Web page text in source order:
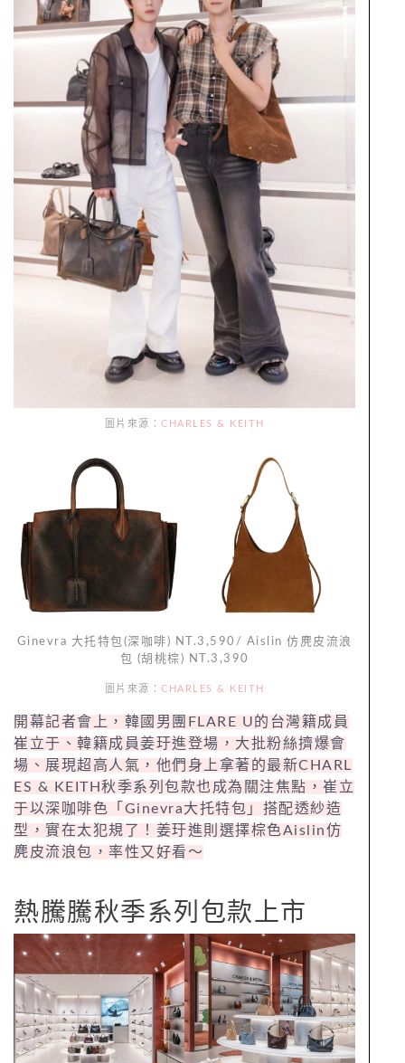
圖片來源： CHARLES & KEITH
Ginevra 大托特包(深咖啡) NT.3,590/ Aislin 仿麂皮流浪
包 (胡桃棕) NT.3,390
圖片來源： CHARLES & KEITH
開幕記者會上，韓國男團FLARE U的台灣籍成員
崔立于、韓籍成員姜玗進登場，大批粉絲擠爆會
場、展現超高人氣，他們身上拿著的最新CHARL
ES & KEITH秋季系列包款也成為關注焦點，崔立
于以深咖啡色「Ginevra大托特包」搭配透紗造
型，實在太犯規了！姜玗進則選擇棕色Aislin仿
麂皮流浪包，率性又好看～
熱騰騰秋季系列包款上市